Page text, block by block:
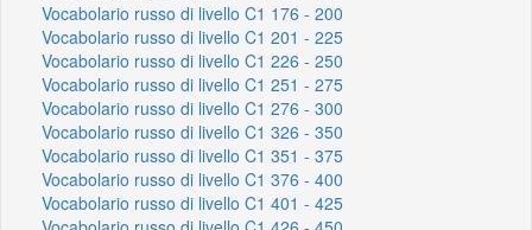
Vocabolario russo di livello C1 176 - 200
Vocabolario russo di livello C1 201 - 225
Vocabolario russo di livello C1 226 - 250
Vocabolario russo di livello C1 251 - 275
Vocabolario russo di livello C1 276 - 300
Vocabolario russo di livello C1 326 - 350
Vocabolario russo di livello C1 351 - 375
Vocabolario russo di livello C1 376 - 400
Vocabolario russo di livello C1 401 - 425